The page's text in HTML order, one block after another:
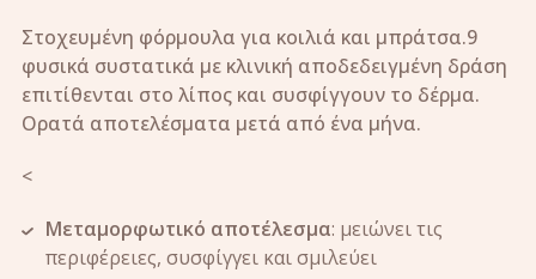
Στοχευμένη φόρμουλα για κοιλιά και μπράτσα.9
φυσικά συστατικά με κλινική αποδεδειγμένη δράση
επιτίθενται στο λίπος και συσφίγγουν το δέρμα.
Ορατά αποτελέσματα μετά από ένα μήνα.
<
Μεταμορφωτικό αποτέλεσμα: μειώνει τις
περιφέρειες, συσφίγγει και σμιλεύει